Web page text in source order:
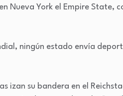
Nueva York el Empire State,
ningún estado envía
izan su bandera en el